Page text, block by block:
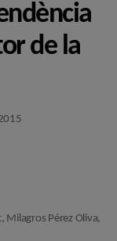
de la
, Milagros Pérez Oliva,